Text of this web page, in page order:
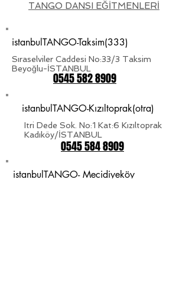
TANGO DANSI EĞİTMENLERİ
istanbulTANGO-Taksim(333)
Sıraselviler Caddesi No:33/3 Taksim
Beyoğlu-İSTANBUL
0545 582 8909
istanbulTANGO-Kızıltoprak(otra)
Itri Dede Sok. No:1 Kat:6 Kızıltoprak
Kadıköy/İSTANBUL
0545 584 8909
istanbulTANGO- Mecidiyeköy